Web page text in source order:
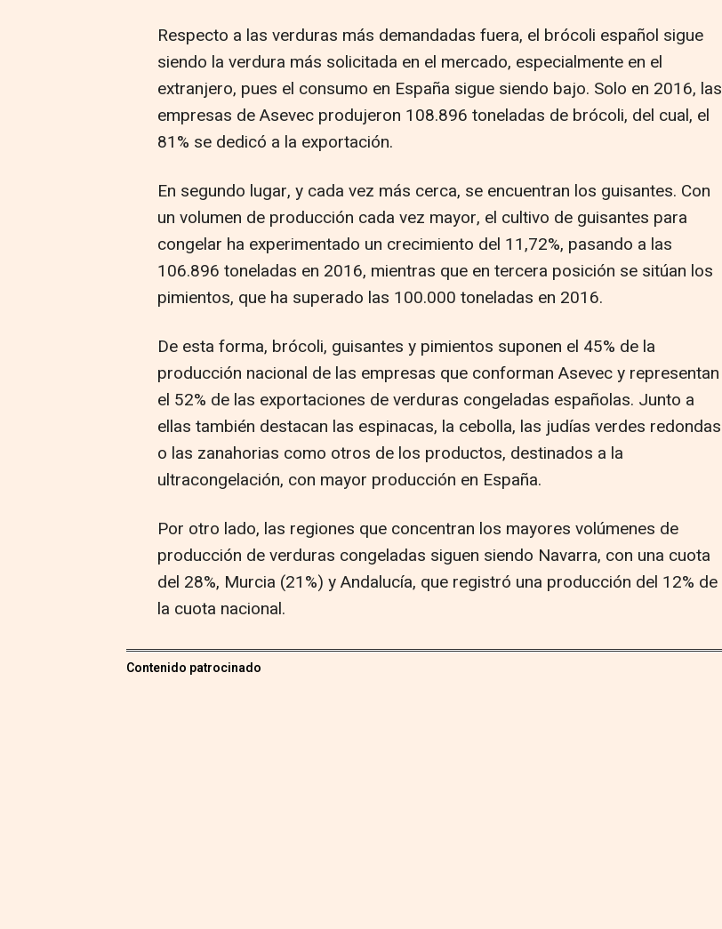
Respecto a las verduras más demandadas fuera, el brócoli español sigue
siendo la verdura más solicitada en el mercado, especialmente en el
extranjero, pues el consumo en España sigue siendo bajo. Solo en 2016, las
empresas de Asevec produjeron 108.896 toneladas de brócoli, del cual, el
81% se dedicó a la exportación.
En segundo lugar, y cada vez más cerca, se encuentran los guisantes. Con
un volumen de producción cada vez mayor, el cultivo de guisantes para
congelar ha experimentado un crecimiento del 11,72%, pasando a las
106.896 toneladas en 2016, mientras que en tercera posición se sitúan los
pimientos, que ha superado las 100.000 toneladas en 2016.
De esta forma, brócoli, guisantes y pimientos suponen el 45% de la
producción nacional de las empresas que conforman Asevec y representan
el 52% de las exportaciones de verduras congeladas españolas. Junto a
ellas también destacan las espinacas, la cebolla, las judías verdes redondas
o las zanahorias como otros de los productos, destinados a la
ultracongelación, con mayor producción en España.
Por otro lado, las regiones que concentran los mayores volúmenes de
producción de verduras congeladas siguen siendo Navarra, con una cuota
del 28%, Murcia (21%) y Andalucía, que registró una producción del 12% de
la cuota nacional.
Contenido patrocinado